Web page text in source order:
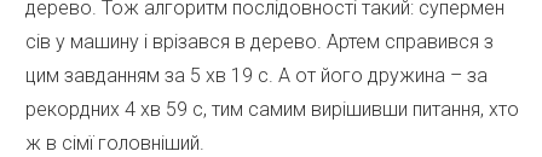
дерево. Тож алгоритм послідовності такий: супермен
сів у машину і врізався в дерево. Артем справився з
цим завданням за 5 хв 19 с. А от його дружина – за
рекордних 4 хв 59 с, тим самим вирішивши питання, хто
ж в сімї головніший.